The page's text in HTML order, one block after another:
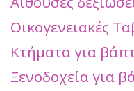
Οικογενειακές
Κτήματα για
Ξενοδοχεία για